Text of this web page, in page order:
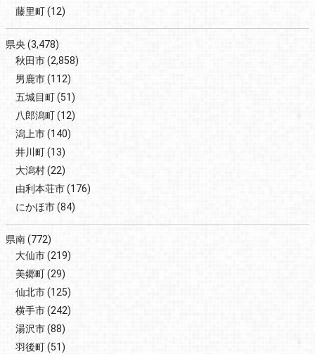
藤里町(12)
県央 (3,478)
秋田市(2,858)
男鹿市(112)
五城目町(51)
八郎潟町(12)
潟上市(140)
井川町(13)
大潟村(22)
由利本荘市(176)
にかほ市(84)
県南(772)
大仙市(219)
美郷町(29)
仙北市(125)
横手市(242)
湯沢市(88)
羽後町(51)